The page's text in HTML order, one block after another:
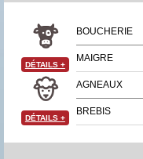
BOUCHERIE
MAIGRE
DÉTAILS +
AGNEAUX
BREBIS
DÉTAILS +